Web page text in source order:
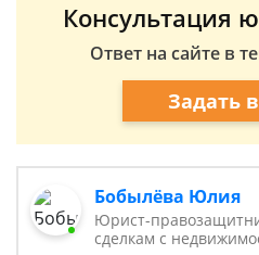
Консультация
Ответ на сайте в
Задать
Бобылёва Юлия
Юрист-
сделкам с